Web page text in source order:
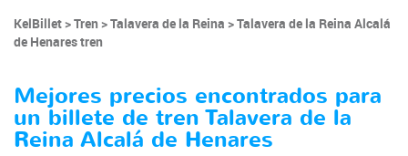
KelBillet Tren Talavera de la Reina
Talavera de la Reina Alcalá
de Henares tren
Mejores precios encontrados para
un billete de tren Talavera de la
Reina Alcalá de Henares